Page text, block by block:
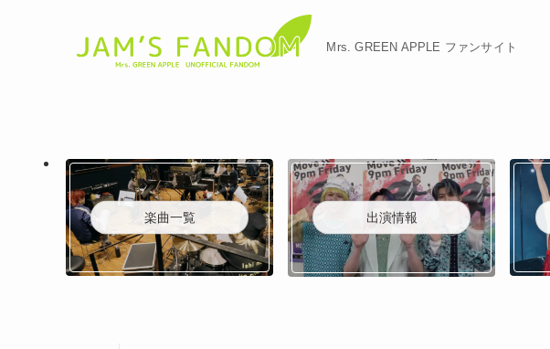
Mrs. GREEN APPLE ファンサイト
楽曲一覧 出演情報